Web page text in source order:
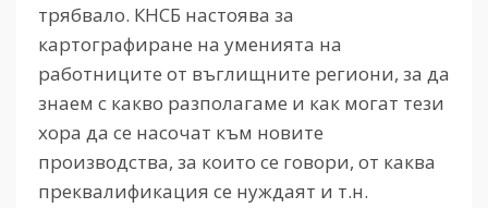
трябвало. КНСБ настоява за
картографиране на уменията на
работниците от въглищните региони, за да
знаем с какво разполагаме и как могат тези
хора да се насочат към новите
производства, за които се говори, от каква
преквалификация се нуждаят и т.н.